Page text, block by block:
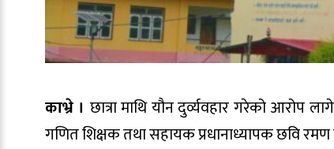
काभ्रे । छात्रा माथि यौन दुर्व्यवहार गरेको आरोप
गणित शिक्षक तथा सहायक प्रधानाध्यापक छवि